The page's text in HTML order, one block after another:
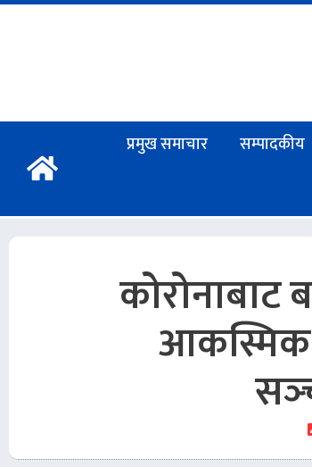
प्रमुख समाचार सम्पादकीय
आकस्मिक